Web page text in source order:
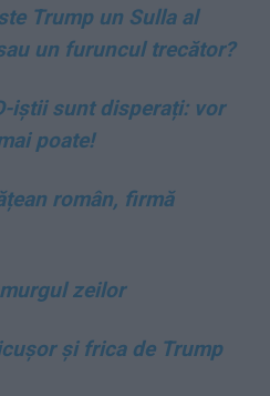
Trump un Sulla al
un furuncul trecător?
iștii sunt disperați: vor
poate!
român, firmă
zeilor
și frica de Trump